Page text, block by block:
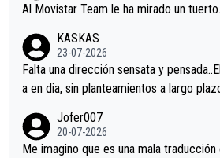
Al Movistar Team le ha mirado un tuerto.
KASKAS
23-07-2026
Falta una dirección sensata y
a en dia, sin planteamientos a largo
Minguez, Velez etc etc.Me da pena
tristes sin victorias.
Jofer007
20-07-2026
Me imagino que es una mala